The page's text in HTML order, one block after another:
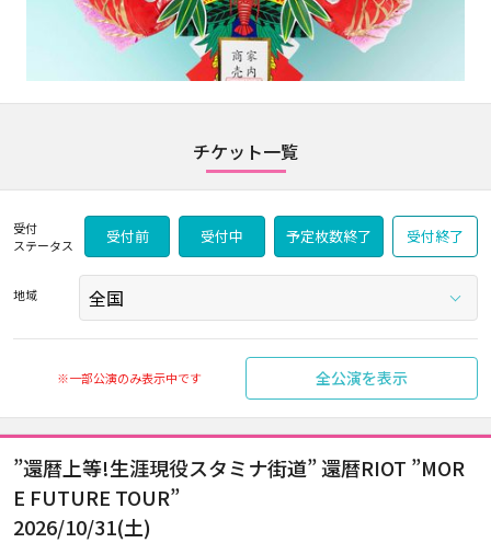
チケット一覧
受付
ステータス
受付前 受付中 予定枚数終了 受付終了
地域
※一部公演のみ表示中です 全公演を表示
”還暦上等!生涯現役スタミナ街道” 還暦RIOT ”MOR
E FUTURE TOUR”
2026/10/31(土)